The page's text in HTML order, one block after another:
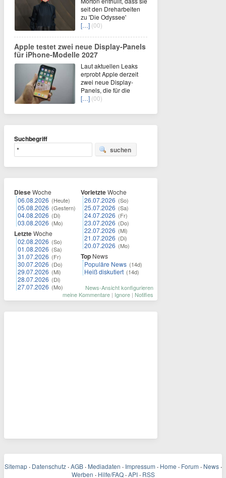
seit den Dreharbeiten
zu 'Die Odyssee'
[…] (00)
Apple testet zwei neue Display-Panels
für iPhone-Modelle 2027
Laut aktuellen Leaks
erprobt Apple derzeit
zwei neue Display-
Panels, die für die
[…] (00)
Suchbegriff
suchen
DieseWoche
06.08.2026 (Heute)
05.08.2026 (Gestern)
04.08.2026 (Di)
03.08.2026 (Mo)
LetzteWoche
02.08.2026 (So)
01.08.2026 (Sa)
31.07.2026 (Fr)
30.07.2026 (Do)
29.07.2026 (Mi)
28.07.2026 (Di)
27.07.2026 (Mo)
VorletzteWoche
26.07.2026 (So)
25.07.2026 (Sa)
24.07.2026 (Fr)
23.07.2026 (Do)
22.07.2026 (Mi)
21.07.2026 (Di)
20.07.2026 (Mo)
Top News
Populäre News (14d)
Heiß diskutiert (14d)
News-Ansicht konfigurieren
meine Kommentare | Ignore | Notifies
Sitemap · Datenschutz · AGB · Mediadaten · Impressum · Home · Forum · News ·
Werben · Hilfe/FAQ · API · RSS